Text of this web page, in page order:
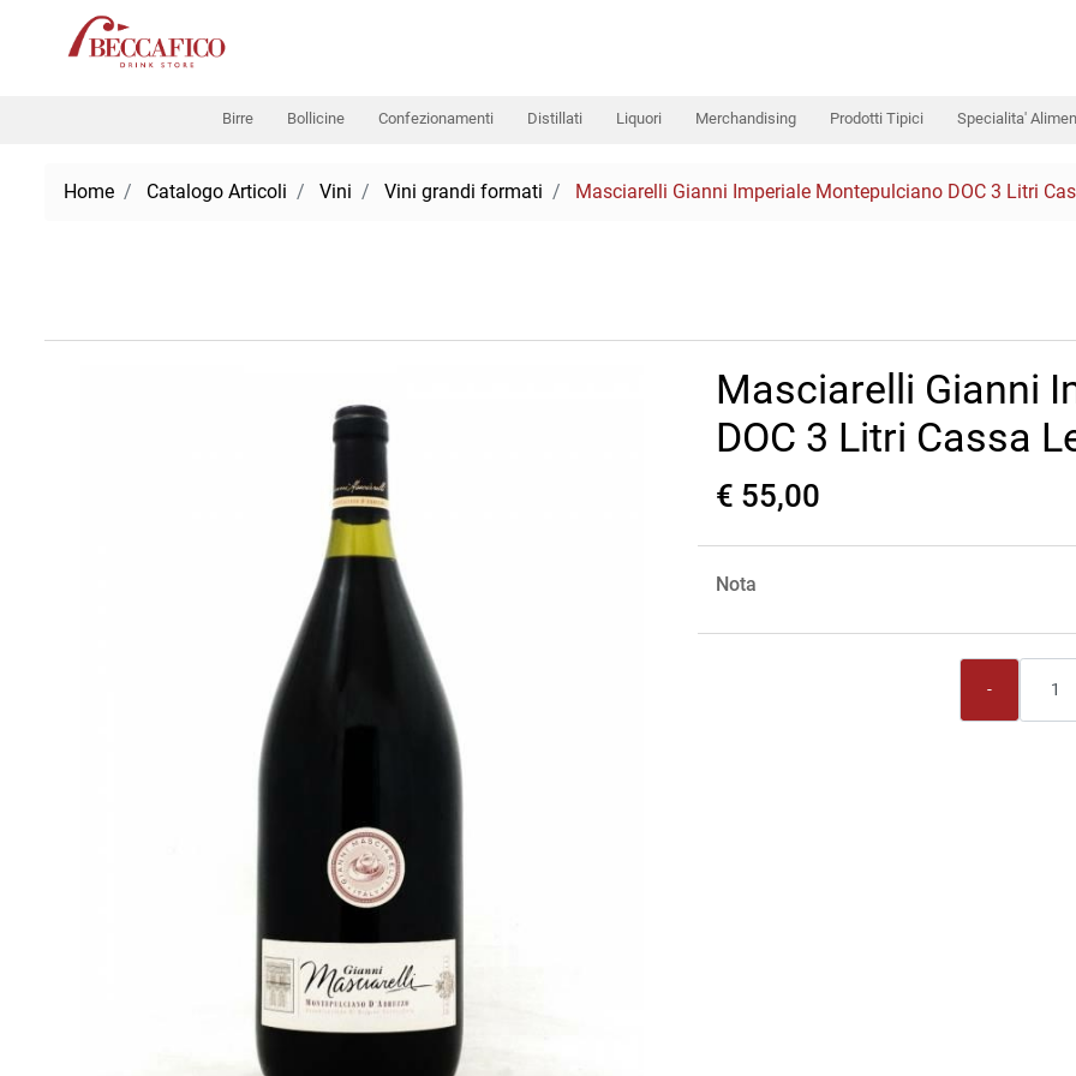
Birre Bollicine Confezionamenti Distillati Liquori Merchandising Prodotti Tipici Specialita'
Home Catalogo Articoli Vini Vini grandi formati Masciarelli Gianni Imperiale Montepulciano DOC 3 Litri
Masciarelli Gianni
DOC 3 Litri Cassa
€ 55,00
Nota